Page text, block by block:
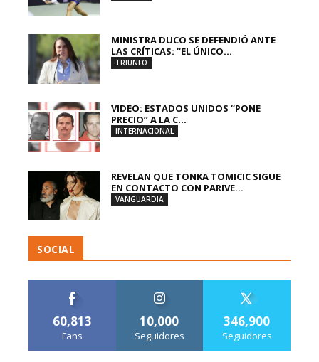
MINISTRA DUCO SE DEFENDIÓ ANTE
LAS CRÍTICAS: “EL ÚNICO...
TRIUNFO
VIDEO: ESTADOS UNIDOS “PONE
PRECIO” A LA C...
INTERNACIONAL
REVELAN QUE TONKA TOMICIC SIGUE
EN CONTACTO CON PARIVE...
VANGUARDIA
SOCIAL
60,813
Fans
10,000
Seguidores
346,900
Seguidores